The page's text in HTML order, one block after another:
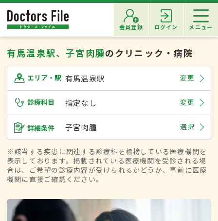
会員登録 ログイン メニュー
有馬温泉駅、子宮肉腫のクリニック・病院
エリア・駅 有馬温泉駅 変更
診療科目 指定なし 変更
詳細条件 子宮肉腫 選択
※該当する疾患に関連する診療科を標榜している医療機関を
表示しております。掲載されている医療機関を受診される場
合は、ご希望の診療内容が受けられるかどうか、事前に医療
機関に直接ご確認ください。